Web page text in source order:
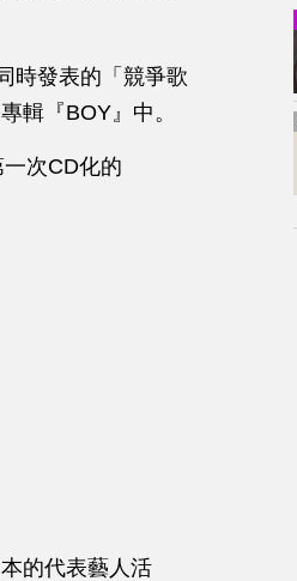
時發表的「競爭歌
輯『BOY』中。
次CD化的
的代表藝人活